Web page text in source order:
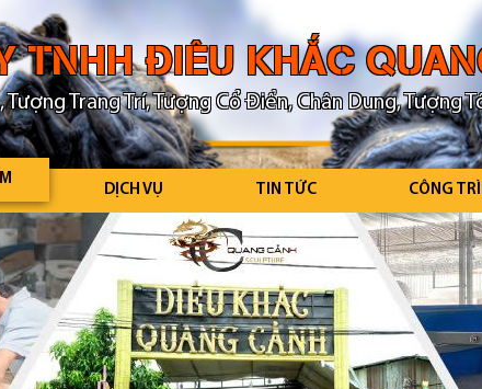
TNHH ĐIÊU KHẮC
Trang Trí, Tượng Cổ Điển, Chân Dung, Tượng
DỊCH VỤ TIN TỨC CÔNG